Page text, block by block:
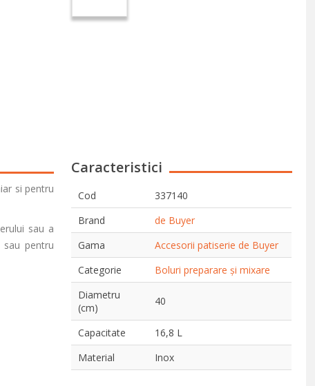
si pentru
sau a
pentru
Caracteristici
Cod
337140
Brand
de Buyer
Gama
Accesorii patiserie de Buyer
Categorie
Boluri preparare și mixare
Diametru
(cm)
40
Capacitate
16,8 L
Material
Inox